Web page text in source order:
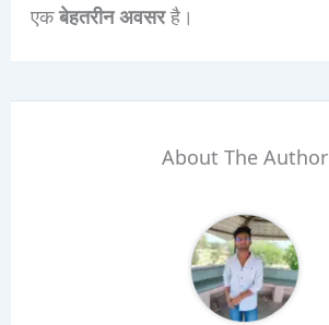
एकबेहतरीन अवसरहै।
About The Author